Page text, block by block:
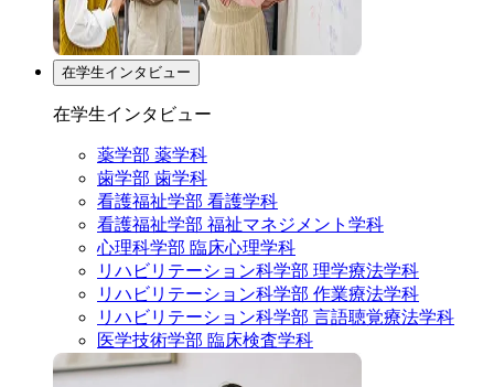
在学生インタビュー
在学生インタビュー
薬学部 薬学科
歯学部 歯学科
看護福祉学部 看護学科
看護福祉学部 福祉マネジメント学科
心理科学部 臨床心理学科
リハビリテーション科学部 理学療法学科
リハビリテーション科学部 作業療法学科
リハビリテーション科学部 言語聴覚療法学科
医学技術学部 臨床検査学科